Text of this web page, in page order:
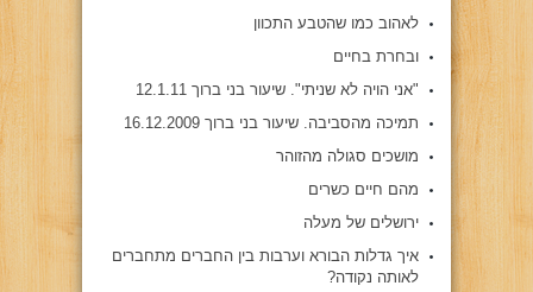
לאהוב כמו שהטבע התכוון
ובחרת בחיים
"אני הויה לא שניתי". שיעור בני ברוך 12.1.11
תמיכה מהסביבה. שיעור בני ברוך 16.12.2009
מושכים סגולה מהזוהר
מהם חיים כשרים
ירושלים של מעלה
איך גדלות הבורא וערבות בין החברים מתחברים
לאותה נקודה?